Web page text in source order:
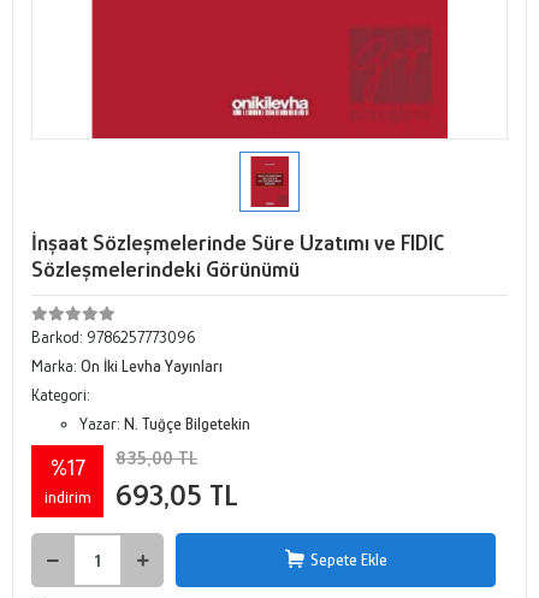
İnşaat Sözleşmelerinde Süre Uzatımı ve FIDIC
Sözleşmelerindeki Görünümü
Barkod: 9786257773096
Marka: On İki Levha Yayınları
Kategori:
Yazar: N. Tuğçe Bilgetekin
%17
indirim
835,00 TL
693,05 TL
Sepete Ekle